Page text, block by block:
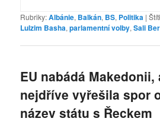
Rubriky:Albánie, Balkán, BS, Politika |
Lulzim Basha,parlamentní volby,Sali
EU nabádá Makedonii,
nejdříve vyřešila spor
název státu s Řeckem